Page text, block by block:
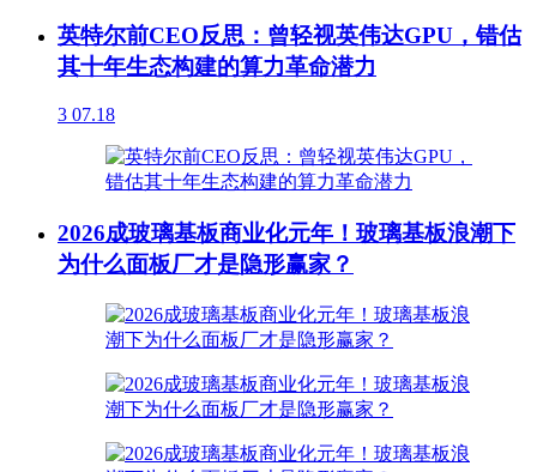
英特尔前CEO反思：曾轻视英伟达GPU，错估
其十年生态构建的算力革命潜力
3 07.18
2026成玻璃基板商业化元年！玻璃基板浪潮下
为什么面板厂才是隐形赢家？